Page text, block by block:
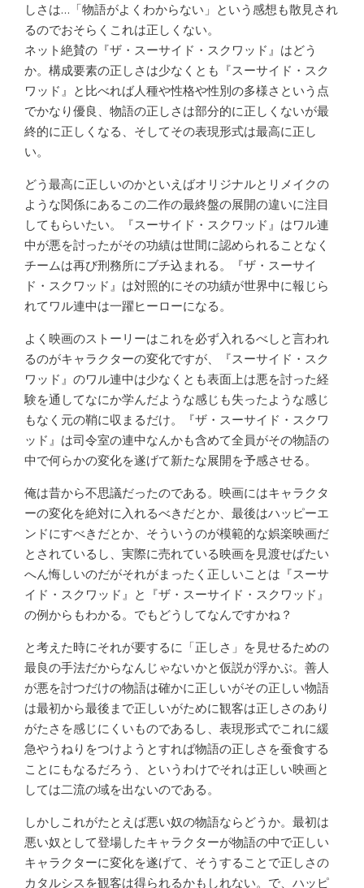
しさは…「物語がよくわからない」という感想も散見され
るのでおそらくこれは正しくない。
ネット絶賛の『ザ・スーサイド・スクワッド』はどう
か。構成要素の正しさは少なくとも『スーサイド・スク
ワッド』と比べれば人種や性格や性別の多様さという点
でかなり優良、物語の正しさは部分的に正しくないが最
終的に正しくなる、そしてその表現形式は最高に正し
い。
どう最高に正しいのかといえばオリジナルとリメイクの
ような関係にあるこの二作の最終盤の展開の違いに注目
してもらいたい。『スーサイド・スクワッド』はワル連
中が悪を討ったがその功績は世間に認められることなく
チームは再び刑務所にブチ込まれる。『ザ・スーサイ
ド・スクワッド』は対照的にその功績が世界中に報じら
れてワル連中は一躍ヒーローになる。
よく映画のストーリーはこれを必ず入れるべしと言われ
るのがキャラクターの変化ですが、『スーサイド・スク
ワッド』のワル連中は少なくとも表面上は悪を討った経
験を通してなにか学んだような感じも失ったような感じ
もなく元の鞘に収まるだけ。『ザ・スーサイド・スクワ
ッド』は司令室の連中なんかも含めて全員がその物語の
中で何らかの変化を遂げて新たな展開を予感させる。
俺は昔から不思議だったのである。映画にはキャラクタ
ーの変化を絶対に入れるべきだとか、最後はハッピーエ
ンドにすべきだとか、そういうのが模範的な娯楽映画だ
とされているし、実際に売れている映画を見渡せばたい
へん悔しいのだがそれがまったく正しいことは『スーサ
イド・スクワッド』と『ザ・スーサイド・スクワッド』
の例からもわかる。でもどうしてなんですかね？
と考えた時にそれが要するに「正しさ」を見せるための
最良の手法だからなんじゃないかと仮説が浮かぶ。善人
が悪を討つだけの物語は確かに正しいがその正しい物語
は最初から最後まで正しいがために観客は正しさのあり
がたさを感じにくいものであるし、表現形式でこれに緩
急やうねりをつけようとすれば物語の正しさを蚕食する
ことにもなるだろう、というわけでそれは正しい映画と
しては二流の域を出ないのである。
しかしこれがたとえば悪い奴の物語ならどうか。最初は
悪い奴として登場したキャラクターが物語の中で正しい
キャラクターに変化を遂げて、そうすることで正しさの
カタルシスを観客は得られるかもしれない。で、ハッピ